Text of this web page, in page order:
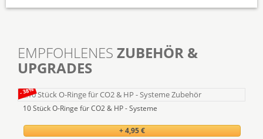
EMPFOHLENES ZUBEHÖR &
UPGRADES
- 38%
10 Stück O-Ringe für CO2 & HP - Systeme
+ 4,95 €